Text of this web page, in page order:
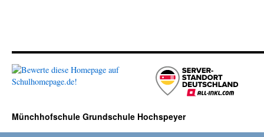
Münchhofschule Grundschule Hochspeyer